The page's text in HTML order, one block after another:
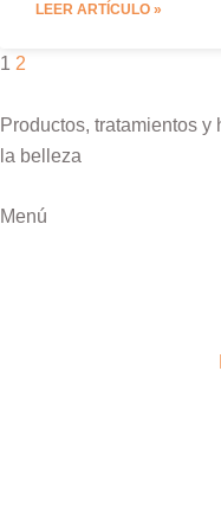
LEER ARTÍCULO »
1 2
Productos, tratamientos
la belleza
Menú